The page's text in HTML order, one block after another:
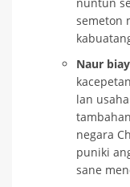
nuntun
semeton
Naur
lan
negara
puniki
sane